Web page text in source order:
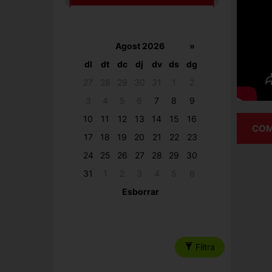
Agost 2026
»
dl
dt dc dj dv ds
dg
7 8
9
10
11 12 13 14 15
16
17
18 19 20 21 22
23
24
25 26 27 28 29
30
31
Esborrar
Filtra